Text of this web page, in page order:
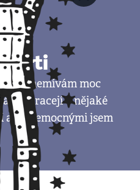
nemívám moc
obracejí v nějaké
za nemocnými jsem